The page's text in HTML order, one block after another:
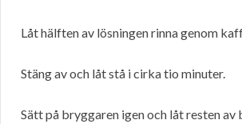
Låt hälften av lösningen rinna genom
Stäng av och låt stå i cirka tio minuter.
Sätt på bryggaren igen och låt resten av